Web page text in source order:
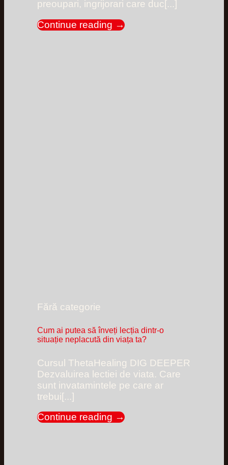
preoupari, ingrijorari care duc[...]
Continue reading →
Fără categorie
Cum ai putea să înveți lecția dintr-o
situație neplacută din viața ta?
Cursul ThetaHealing DIG DEEPER
Dezvaluirea lectiei de viata. Care
sunt invatamintele pe care ar
trebui[...]
Continue reading →